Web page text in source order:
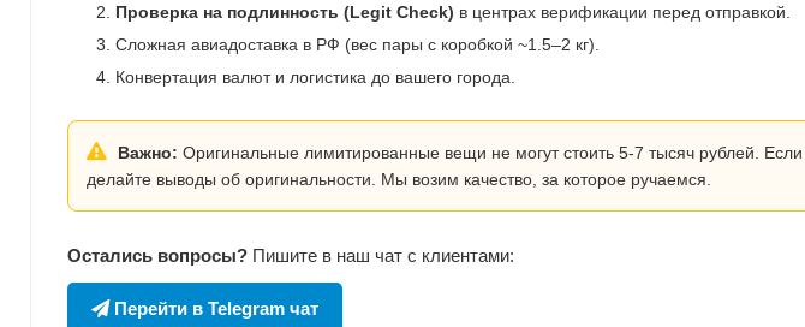
Проверка на подлинность (Legit Check) в центрах верификации перед отправкой.
Сложная авиадоставка в РФ (вес пары с коробкой ~1.5–2 кг).
Конвертация валют и логистика до вашего города.
Важно: Оригинальные лимитированные вещи не могут стоить 5-7 тысяч рублей.
делайте выводы об оригинальности. Мы возим качество, за которое ручаемся.
Остались вопросы? Пишите в наш чат с клиентами:
Перейти в Telegram чат